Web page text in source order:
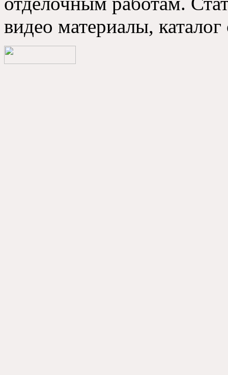
видео материалы,